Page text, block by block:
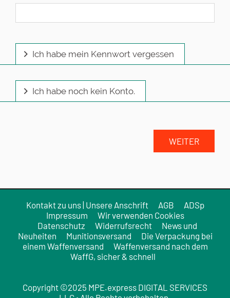
Ich habe mein Kennwort vergessen
Ich habe noch kein Konto.
Kontakt zu uns | Unsere Anschrift AGB
ADSp
Impressum
Wir verwenden Cookies
Datenschutz
Widerrufsrecht
News und
Neuheiten
Munitionsversand
Die Verpackung bei
einem Waffenversand
Waffenversand nach dem
WaffG, sicher & schnell
Copyright ©2025 MPE.express DIGITAL SERVICES